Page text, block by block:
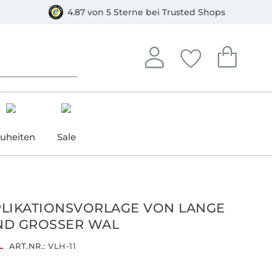
4.87 von 5 Sterne bei Trusted Shops
Anmelden
In deinem Konto
Deine
Du hast keine
Dein
Du hast
Sale
VON LANGE
GROSSER WAL
ART.NR.: VLH-11